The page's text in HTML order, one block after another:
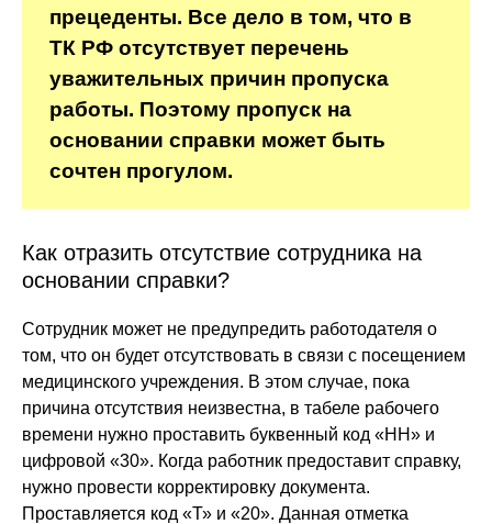
прецеденты. Все дело в том, что в
ТК РФ отсутствует перечень
уважительных причин пропуска
работы. Поэтому пропуск на
основании справки может быть
сочтен прогулом.
Как отразить отсутствие сотрудника на
основании справки?
Сотрудник может не предупредить работодателя о
том, что он будет отсутствовать в связи с посещением
медицинского учреждения. В этом случае, пока
причина отсутствия неизвестна, в табеле рабочего
времени нужно проставить буквенный код «НН» и
цифровой «30». Когда работник предоставит справку,
нужно провести корректировку документа.
Проставляется код «Т» и «20». Данная отметка